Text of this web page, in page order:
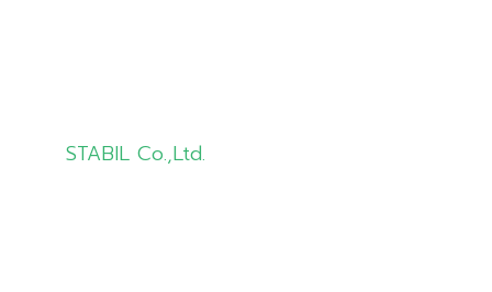
STABIL Co.,Ltd.